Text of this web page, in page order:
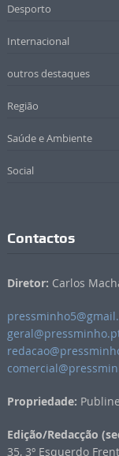
Desporto
Internacional
outros destaques
Região
Saúde e Ambiente
Social
Contactos
Diretor: Carlos
Propriedade:
Edição/Redacção
35, 3º Esquerdo